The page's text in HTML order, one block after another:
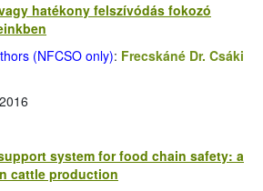
hatékony felszívódás fokozó
(NFCSO only): Frecskáné Dr. Csáki
system for food chain safety: a
cattle production